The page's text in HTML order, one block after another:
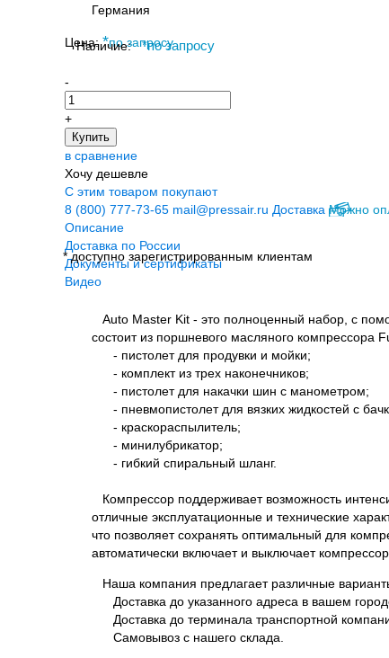
Германия
Цена: *по запросу
Наличие: *по запросу
-
+
Купить
в сравнение
Хочу дешевле
С этим товаром покупают
8 (800) 777-73-65 mail@pressair.ru Доставка Можно
* доступно зарегистрированным клиентам
Описание
Доставка по России
Документы и сертификаты
Видео
Auto Master Kit - это полноценный набор, с
состоит из поршневого масляного компрессора
- пистолет для продувки и мойки;
- комплект из трех наконечников;
- пистолет для накачки шин с манометром;
- пневмопистолет для вязких жидкостей с
- краскораспылитель;
- минилубрикатор;
- гибкий спиральный шланг.
Компрессор поддерживает возможность
отличные эксплуатационные и технические
что позволяет сохранять оптимальный для
автоматически включает и выключает
Наша компания предлагает различные
Доставка до указанного адреса в вашем
Доставка до терминала транспортной
Самовывоз с нашего склада.